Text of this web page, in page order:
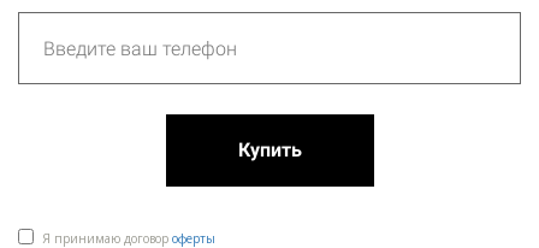
Купить
Я принимаю договор оферты